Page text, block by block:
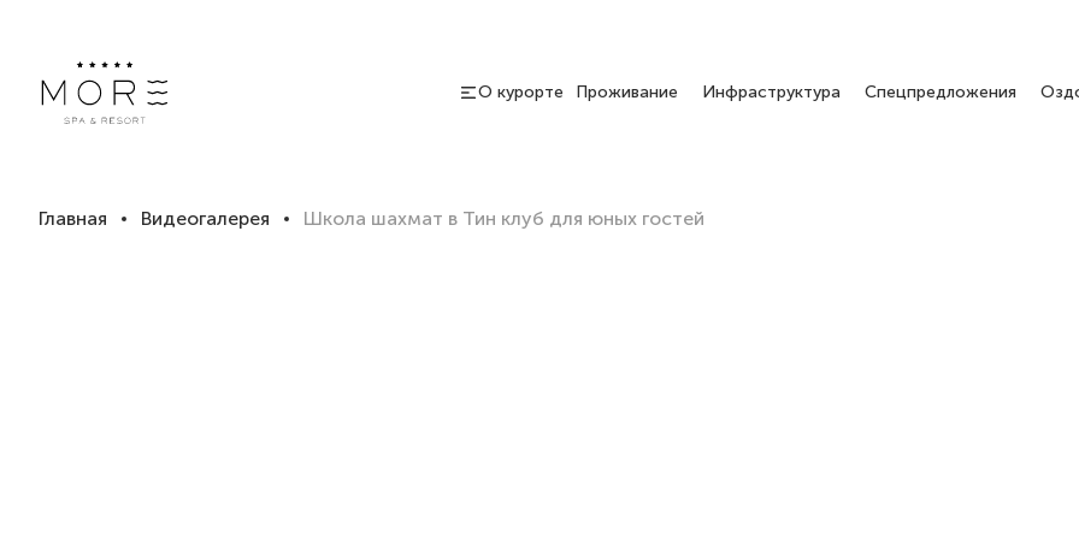
О курорте Проживание Инфраструктура Спецпредложения
Главная Видеогалерея Школа шахмат в Тин клуб для юных гостей